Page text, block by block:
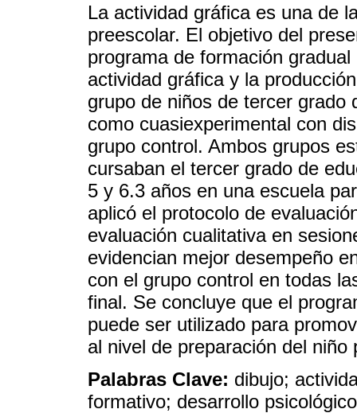
La actividad gráfica es una de
preescolar. El objetivo del
programa de formación
actividad gráfica y la
grupo de niños de tercer grado
como cuasiexperimental con
grupo control. Ambos grupos
cursaban el tercer grado de
5 y 6.3 años en una escuela
aplicó el protocolo de
evaluación cualitativa en
evidencian mejor desempeño
con el grupo control en todas
final. Se concluye que el
puede ser utilizado para
al nivel de preparación del niño
Palabras Clave: dibujo;
formativo; desarrollo